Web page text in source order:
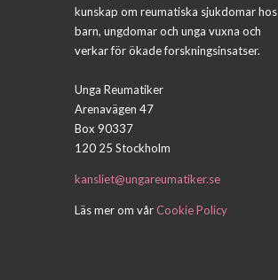
kunskap om reumatiska sjukdomar hos
barn, ungdomar och unga vuxna och
verkar för ökade forskningsinsatser.
Unga Reumatiker
Arenavägen 47
Box 90337
120 25 Stockholm
kansliet@ungareumatiker.se
Läs mer om vårCookie Policy